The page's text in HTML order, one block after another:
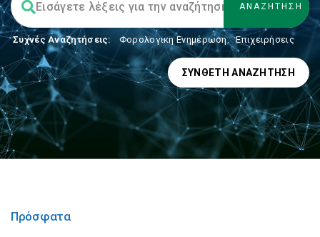
Συχνές Αναζητήσεις: Φορολογικη Ενημέρωση, Επιχειρήσεις
ΣΎΝΘΕΤΗ ΑΝΑΖΉΤΗΣΗ
Πρόσφατα